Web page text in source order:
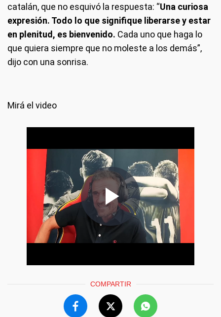
catalán, que no esquivó la respuesta: “Una curiosa
expresión. Todo lo que signifique liberarse y estar
en plenitud, es bienvenido. Cada uno que haga lo
que quiera siempre que no moleste a los demás”,
dijo con una sonrisa.
Mirá el video
COMPARTIR